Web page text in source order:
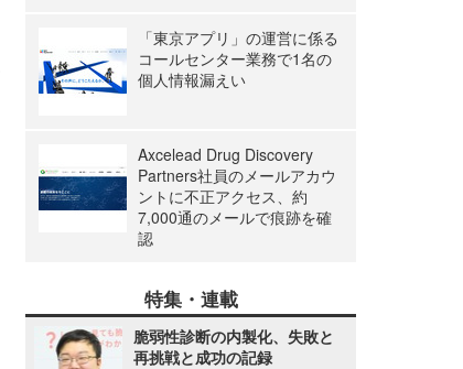
「東京アプリ」の運営に係る
コールセンター業務で1名の
個人情報漏えい
Axcelead Drug Discovery
Partners社員のメールアカウ
ントに不正アクセス、約
7,000通のメールで痕跡を確
認
特集・連載
脆弱性診断の内製化、失敗と
再挑戦と成功の記録